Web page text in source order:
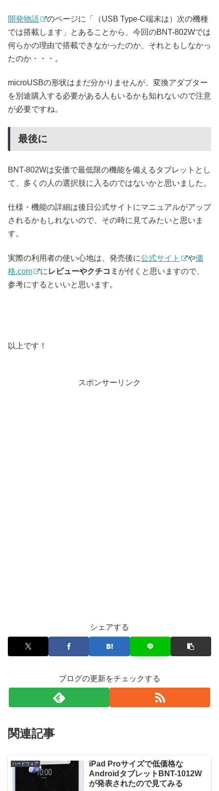
開発物語
のページに「（USB Type-C端末は）次の機種
では搭載します」とあることから、今回のBNT-802Wでは
何らかの理由で搭載できなかったのか、それともしなかっ
たのか・・・。
microUSBの形状はまだ分かりませんが、変換アダプター
を別途購入する必要がある人もいるかも知れないので注意
が必要ですね。
最後に
BNT-802Wは安価で最低限の機能を備えるタブレットとし
て、多くの人の選択肢に入るのではないかと思いました。
仕様・機能の詳細は後日公式サイトにマニュアルがアップ
されるかもしれないので、その時に見てみたいと思いま
す。
実際の利用者の使い心地は、発売後に公式サイト や価
格.com
に レビューやクチコミ が付くと思いますので、
参考にするといいと思います。
以上です！
スポンサーリンク
シェアする
ブログの更新をチェックする
関連記事
ハードウェア
iPad Proサイズで低価格な
AndroidタブレットBNT-1012W
が発表されたので見てみる